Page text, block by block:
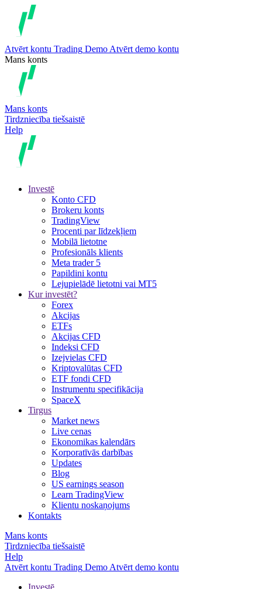
Atvērt kontu Trading Demo Atvērt demo kontu
Mans konts
Mans konts
Tirdzniecība tiešsaistē
Help
Investē
Konto CFD
Brokeru konts
TradingView
Procenti par līdzekļiem
Mobilā lietotne
Profesionāls klients
Meta trader 5
Papildini kontu
Lejupielādē lietotni vai MT5
Kur investēt?
Forex
Akcijas
ETFs
Akcijas CFD
Indeksi CFD
Izejvielas CFD
Kriptovalūtas CFD
ETF fondi CFD
Instrumentu specifikācija
SpaceX
Tirgus
Market news
Live cenas
Ekonomikas kalendārs
Korporatīvās darbības
Updates
Blog
US earnings season
Learn TradingView
Klientu noskaņojums
Kontakts
Mans konts
Tirdzniecība tiešsaistē
Help
Atvērt kontu Trading Demo Atvērt demo kontu
Investē